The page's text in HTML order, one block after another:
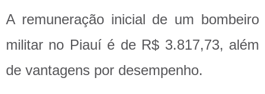
A remuneração inicial de um bombeiro
militar no Piauí é de R$ 3.817,73, além
de vantagens por desempenho.